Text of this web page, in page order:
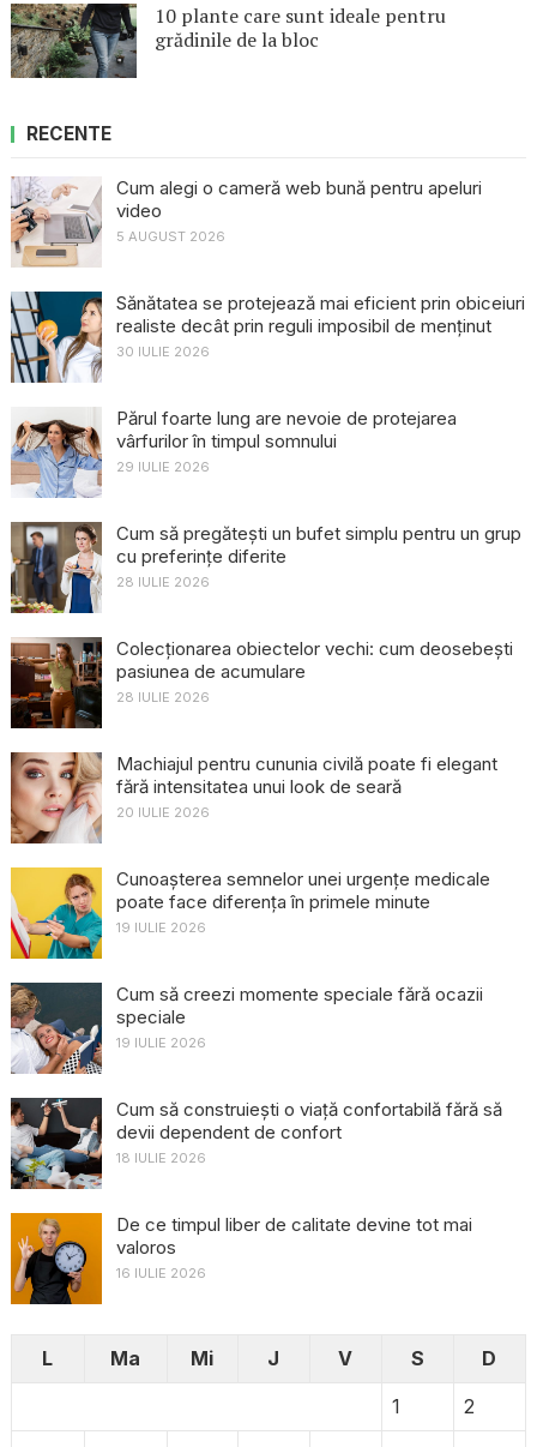
10 plante care sunt ideale pentru
grădinile de la bloc
RECENTE
Cum alegi o cameră web bună pentru apeluri
video
5 AUGUST 2026
Sănătatea se protejează mai eficient prin obiceiuri
realiste decât prin reguli imposibil de menținut
30 IULIE 2026
Părul foarte lung are nevoie de protejarea
vârfurilor în timpul somnului
29 IULIE 2026
Cum să pregătești un bufet simplu pentru un grup
cu preferințe diferite
28 IULIE 2026
Colecționarea obiectelor vechi: cum deosebești
pasiunea de acumulare
28 IULIE 2026
Machiajul pentru cununia civilă poate fi elegant
fără intensitatea unui look de seară
20 IULIE 2026
Cunoașterea semnelor unei urgențe medicale
poate face diferența în primele minute
19 IULIE 2026
Cum să creezi momente speciale fără ocazii
speciale
19 IULIE 2026
Cum să construiești o viață confortabilă fără să
devii dependent de confort
18 IULIE 2026
De ce timpul liber de calitate devine tot mai
valoros
16 IULIE 2026
L Ma Mi J V S
D
1
2